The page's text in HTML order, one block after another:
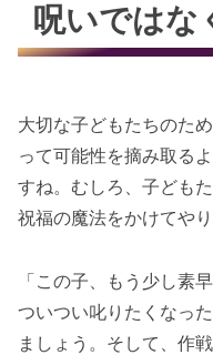
呪いではな
大切な子どもたちのた
って可能性を摘み取る
すね。むしろ、子ども
祝福の魔法をかけてや
「この子、もう少し素
ついつい叱りたくなっ
ましょう。そして、作